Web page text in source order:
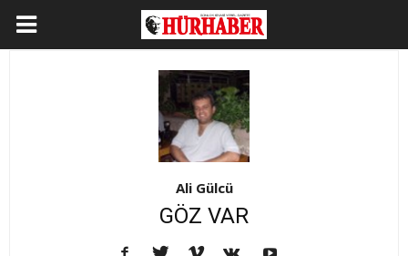
Ali Gülcü
GÖZ VAR